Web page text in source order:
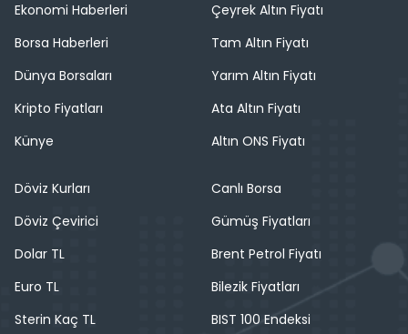
Ekonomi Haberleri
Borsa Haberleri
Dünya Borsaları
Kripto Fiyatları
Künye
Çeyrek Altın Fiyatı
Tam Altın Fiyatı
Yarım Altın Fiyatı
Ata Altın Fiyatı
Altın ONS Fiyatı
Döviz Kurları
Döviz Çevirici
Dolar TL
Euro TL
Sterin Kaç TL
Canlı Borsa
Gümüş Fiyatları
Brent Petrol Fiyatı
Bilezik Fiyatları
BIST 100 Endeksi